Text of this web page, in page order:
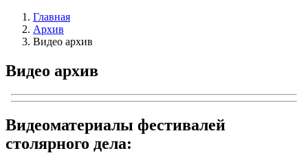
Главная
Архив
Видео архив
Видео архив
Видеоматериалы фестивалей
столярного дела: